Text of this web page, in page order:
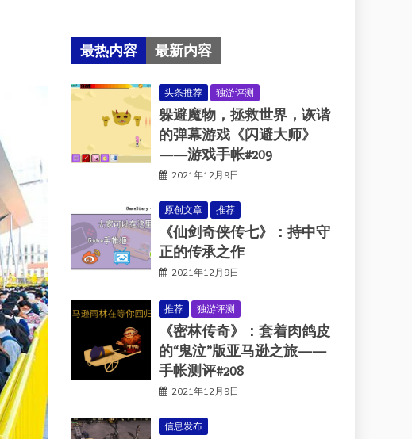
最热内容 最新内容
头条推荐 独游评测
躲避魔物，拯救世界，诙谐
的弹幕游戏《闪避大师》
——游戏手帐#209
2021年12月9日
原创文章 推荐
《仙剑奇侠传七》：持中守
正的传承之作
2021年12月9日
推荐 独游评测
《密林传奇》：套着肉鸽皮
的“鬼泣”版亚马逊之旅——
手帐测评#208
2021年12月9日
信息发布